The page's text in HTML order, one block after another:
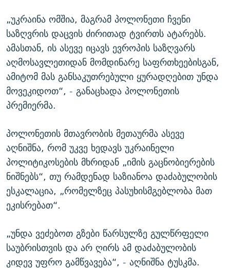
„უკრაინა ომშია, მაგრამ პოლონეთი ჩვენი
საზღვრის დაცვის ძირითად ტვირთს ატარებს.
ამასთან, ის ასევე იცავს ევროპის საზღვარს
აღმოსავლეთიდან მომდინარე საფრთხეებისგან,
ამიტომ მას განსაკუთრებული ყურადღებით უნდა
მოვეკიდოთ“, - განაცხადა პოლონეთის
პრემიერმა.
პოლონეთის მთავრობის მეთაურმა ასევე
აღნიშნა, რომ უკვე ხედავს უკრაინელი
პოლიტიკოსების მხრიდან „იმის გაცნობიერების
ნიშნებს“, თუ რამდენად საზიანოა დაძაბულობის
ესკალაცია, „რომელზეც პასუხისმგებლობა მათ
ეკისრებათ“.
„უნდა ვეძებოთ გზები წარსულზე გულწრფელი
საუბრისთვის და არ ღირს ამ დაძაბულობის
კიდევ უფრო გამწვავება“, - აღნიშნა ტუსკმა.